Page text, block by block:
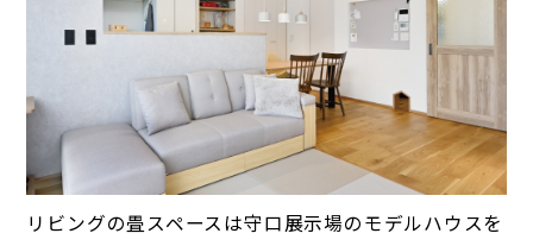
リビングの畳スペースは守口展示場のモデルハウスを